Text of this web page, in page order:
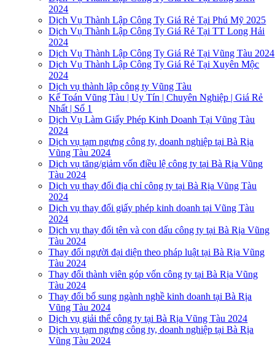
2024
Dịch Vụ Thành Lập Công Ty Giá Rẻ Tại Phú Mỹ 2025
Dịch Vụ Thành Lập Công Ty Giá Rẻ Tại TT Long Hải
2024
Dịch Vụ Thành Lập Công Ty Giá Rẻ Tại Vũng Tàu 2024
Dịch Vụ Thành Lập Công Ty Giá Rẻ Tại Xuyên Mộc
2024
Dịch vụ thành lập công ty Vũng Tàu
Kế Toán Vũng Tàu | Uy Tín | Chuyên Nghiệp | Giá Rẻ
Nhất | Số 1
Dịch Vụ Làm Giấy Phép Kinh Doanh Tại Vũng Tàu
2024
Dịch vụ tạm ngưng công ty, doanh nghiệp tại Bà Rịa
Vũng Tàu 2024
Dịch vụ tăng/giảm vốn điều lệ công ty tại Bà Rịa Vũng
Tàu 2024
Dịch vụ thay đổi địa chỉ công ty tại Bà Rịa Vũng Tàu
2024
Dịch vụ thay đổi giấy phép kinh doanh tại Vũng Tàu
2024
Dịch vụ thay đổi tên và con dấu công ty tại Bà Rịa Vũng
Tàu 2024
Thay đổi người đại diện theo pháp luật tại Bà Rịa Vũng
Tàu 2024
Thay đổi thành viên góp vốn công ty tại Bà Rịa Vũng
Tàu 2024
Thay đổi bổ sung ngành nghề kinh doanh tại Bà Rịa
Vũng Tàu 2024
Dịch vụ giải thể công ty tại Bà Rịa Vũng Tàu 2024
Dịch vụ tạm ngưng công ty, doanh nghiệp tại Bà Rịa
Vũng Tàu 2024